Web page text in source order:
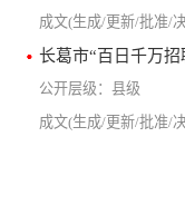
长葛市“百日千万招
县级